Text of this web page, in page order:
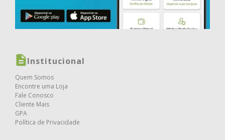
Institucional
Quem Somos
Encontre uma Loja
Fale Conosco
Cliente Mais
GPA
Política de Privacidade